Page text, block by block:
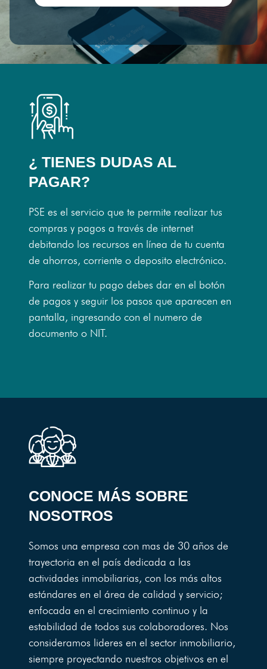
¿ TIENES DUDAS AL
PAGAR?
PSE es el servicio que te permite realizar tus
compras y pagos a través de internet
debitando los recursos en línea de tu cuenta
de ahorros, corriente o deposito electrónico.
Para realizar tu pago debes dar en el botón
de pagos y seguir los pasos que aparecen en
pantalla, ingresando con el numero de
documento o NIT.
CONOCE MÁS SOBRE
NOSOTROS
Somos una empresa con mas de 30 años de
trayectoria en el país dedicada a las
actividades inmobiliarias, con los más altos
estándares en el área de calidad y servicio;
enfocada en el crecimiento continuo y la
estabilidad de todos sus colaboradores. Nos
consideramos lideres en el sector inmobiliario,
siempre proyectando nuestros objetivos en el